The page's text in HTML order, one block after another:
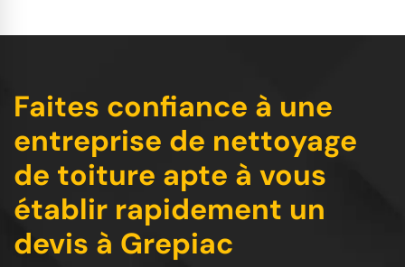
Faites confiance à une
entreprise de nettoyage
de toiture apte à vous
établir rapidement un
devis à Grepiac